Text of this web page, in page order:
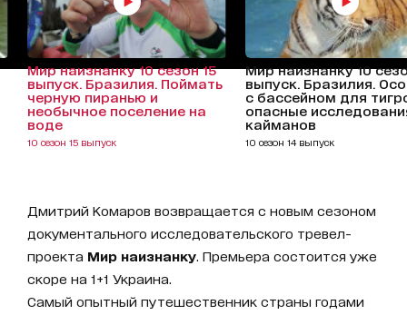
Мир наизнанку 10 сезон 15
выпуск. Бразилия. Поймать
черную пиранью и
необычное поселение на
воде
10 сезон 15 выпуск
Мир наизнанку 10
выпуск. Бразилия.
с бассейном для
опасные
кайманов
10 сезон 14 выпуск
Дмитрий Комаров возвращается с новым сезоном
документального исследовательского тревел-
проекта Мир наизнанку . Премьера состоится уже
скоре на 1+1 Украина.
Самый опытный путешественник страны годами